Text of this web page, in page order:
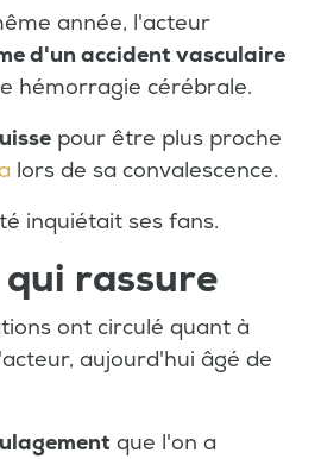
année, l'acteur
d'un accident vasculaire
hémorragie cérébrale.
pour être plus proche
lors de sa convalescence.
inquiétait ses fans.
rassure
ont circulé quant à
aujourd'hui âgé de
que l'on a